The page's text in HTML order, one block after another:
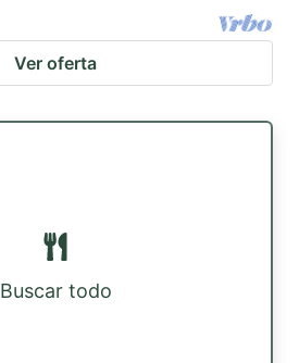
Ver oferta
Buscar todo